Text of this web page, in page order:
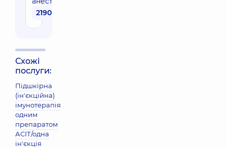
2190 грн
Схожі
послуги:
Підшкірна
(ін'єкційна)
імунотерапія
одним
препаратом
АСІТ/одна
ін'єкція